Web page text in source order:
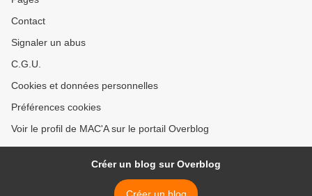
Contact
Signaler un abus
C.G.U.
Cookies et données personnelles
Préférences cookies
Voir le profil de MAC'A sur le portail Overblog
Créer un blog sur Overblog